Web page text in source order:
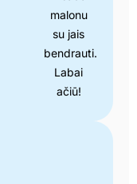
malonu
su jais
bendrauti.
Labai
ačiū!